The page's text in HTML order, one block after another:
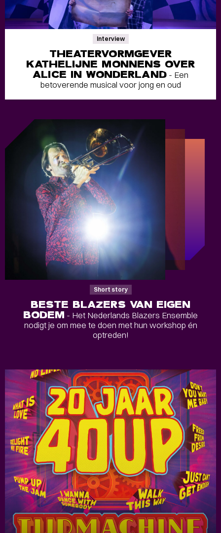
Interview
THEATERVORMGEVER
KATHELIJNE MONNENS OVER
ALICE IN WONDERLAND- Een
betoverende musical voor jong en oud
Short story
BESTE BLAZERS VAN EIGEN
BODEM - Het Nederlands Blazers Ensemble
nodigt je om mee te doen met hun workshop én
optreden!